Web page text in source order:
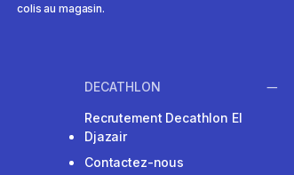
colis au magasin.
DECATHLON
Recrutement Decathlon El
Djazair
Contactez-nous